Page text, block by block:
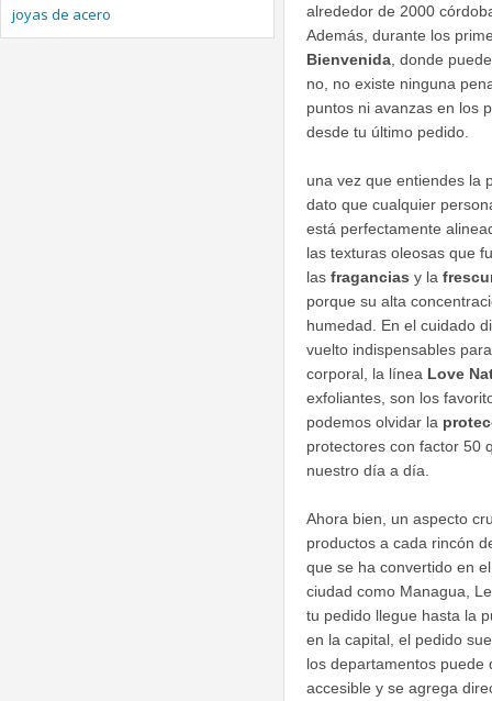
alrededor de 2000
Además, durante los
Bienvenida , donde
no, no existe ninguna
puntos ni avanzas en los
desde tu último pedido.
una vez que entiendes la
dato que cualquier
está perfectamente
las texturas oleosas que
las fragancias y la
porque su alta
humedad. En el cuidado
vuelto indispensables
corporal, la línea Love
exfoliantes, son los
podemos olvidar la
protectores con factor 50
nuestro día a día.
Ahora bien, un aspecto
productos a cada rincón
que se ha convertido en
ciudad como Managua,
tu pedido llegue hasta la
en la capital, el pedido
los departamentos puede
accesible y se agrega
joyas de acero